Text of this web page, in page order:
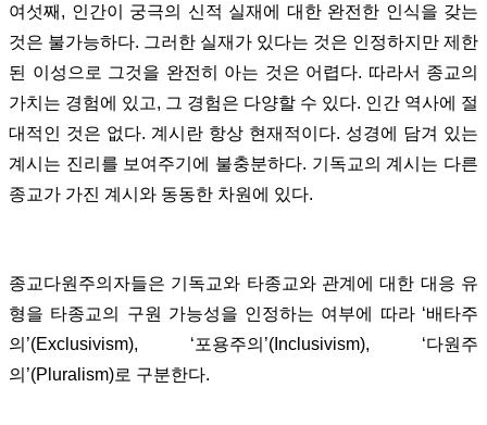
여섯째, 인간이 궁극의 신적 실재에 대한 완전한 인식을 갖는
것은 불가능하다. 그러한 실재가 있다는 것은 인정하지만 제한
된 이성으로 그것을 완전히 아는 것은 어렵다. 따라서 종교의
가치는 경험에 있고, 그 경험은 다양할 수 있다. 인간 역사에 절
대적인 것은 없다. 계시란 항상 현재적이다. 성경에 담겨 있는
계시는 진리를 보여주기에 불충분하다. 기독교의 계시는 다른
종교가 가진 계시와 동동한 차원에 있다.
종교다원주의자들은 기독교와 타종교와 관계에 대한 대응 유
형을 타종교의 구원 가능성을 인정하는 여부에 따라 ‘배타주
의’(Exclusivism), ‘포용주의’(Inclusivism), ‘다원주
의’(Pluralism)로 구분한다.